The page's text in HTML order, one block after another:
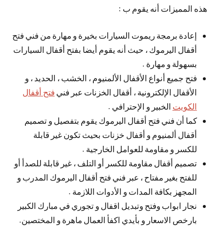
هذه المميزات أنه يقوم ب :
إعادة برمجة ريموت السيارات بخيرة و مهارة من فني فتح
أقفال اليرموك ، حيث أنه يقوم أيضا بفتح أقفال السيارات
بسهولة و مهارة .
فتح جميع أنواع الأقفال الألمنيوم ، الخشب ، الحديد ، و
الأقفال الإلكترونية ، أقفال الخزنات عبر فني فتح أقفال
الكويت الخبير و الإحترافي .
كما أن فني فتح أقفال اليرموك يقوم بتفصيل و تصميم
أقفال ألمنيوم و أقفال خزنات بحيث تكون غير قابلة
للكسر و مقاومة للعوامل الخارجية .
تصميم أقفال مقاومة للكسر أو التلف ، غير قابلة للصدأ أو
للفتح بغير مفتاح ، عبر فني فتح أقفال اليرموك المدرب و
المجهز بكافة المدات و الأدوات اللازمة .
نجار ابواب وفتح وتبديل اقفال و تجوري في مبارك الكبير
بارخص الاسعار و بأيدي اكفأ العمال ماهرة و المختصين.